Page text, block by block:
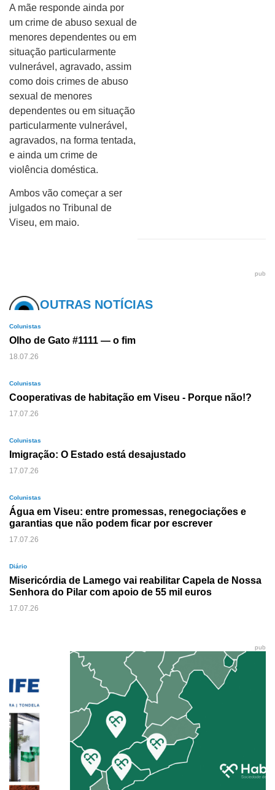
A mãe responde ainda por
um crime de abuso sexual de
menores dependentes ou em
situação particularmente
vulnerável, agravado, assim
como dois crimes de abuso
sexual de menores
dependentes ou em situação
particularmente vulnerável,
agravados, na forma tentada,
e ainda um crime de
violência doméstica.
Ambos vão começar a ser
julgados no Tribunal de
Viseu, em maio.
pub
OUTRAS NOTÍCIAS
Colunistas
Olho de Gato #1111 — o fim
18.07.26
Colunistas
Cooperativas de habitação em Viseu - Porque não!?
17.07.26
Colunistas
Imigração: O Estado está desajustado
17.07.26
Colunistas
Água em Viseu: entre promessas, renegociações e
garantias que não podem ficar por escrever
17.07.26
Diário
Misericórdia de Lamego vai reabilitar Capela de Nossa
Senhora do Pilar com apoio de 55 mil euros
17.07.26
pub